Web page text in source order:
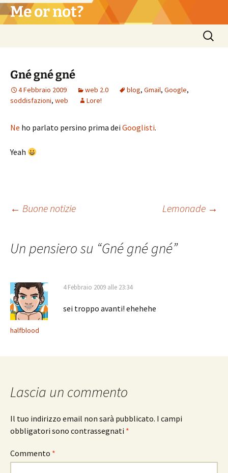
Vai
al Me or not?
Ricerca
per:
Gné gné gné
4 Febbraio 2009 web 2.0 blog, Gmail, Google,
soddisfazioni, web Lore!
Ne ho parlato persino prima dei Googlisti.
Yeah
Navigazione
articolo
← Buone notizie Lemonade →
Un pensiero su “Gné gné gné”
halfblood
4 Febbraio 2009 alle 23:34
sei troppo avanti! ehehehe
Lascia un commento
Il tuo indirizzo email non sarà pubblicato. I campi
obbligatori sono contrassegnati *
Commento *